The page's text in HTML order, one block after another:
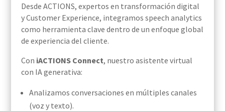
Desde ACTIONS, expertos en transformación digital
y Customer Experience, integramos speech analytics
como herramienta clave dentro de un enfoque global
de experiencia del cliente.
Con iACTIONS Connect, nuestro asistente virtual
con IA generativa:
Analizamos conversaciones en múltiples canales
(voz y texto).